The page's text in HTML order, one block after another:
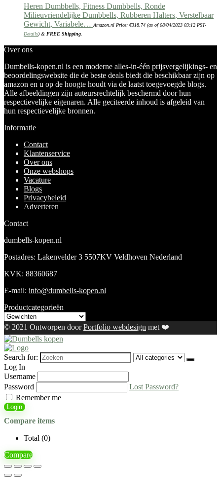
Heren Dumbbells, Fitness Dumbbells, Ronde
Milieuvriendelijke Dumbbells, Rubberen Halters, Verstelbaar
Gewicht, Variabele… Amazon.nl Price: €318.74 (as of 08/04/2023 03:12 PST-
Details) & FREE Shipping
Over ons
Dumbells-kopen.nl is een moderne alles-in-één prijsvergelijkings- en
beoordelingswebsite die de beste deals biedt die beschikbaar zijn op
amazon en u op de hoogte houdt via de laatst toegevoegde blogs.
Alle afbeeldingen zijn auteursrechtelijk beschermd door hun
respectievelijke eigenaren. Alle geciteerde inhoud is afgeleid van
hun respectievelijke bronnen.
Informatie
Contact
Klantenservice
Over ons
Onze webshops
Vacature
Blogs
Privacybeleid
Adverteren
Contact
dumbells-kopen.nl
Postadres: Lakenvelder 3 5507KV Veldhoven Nederland
KVK: 88360687
E-mail: info@dumbells-kopen.nl
Productcategorieën
© 2021 Ontworpen doorPortfolio webdesign met ❤️
Search for:
Log In
Username
Password
Lost Password?
Remember me
Login
Compare items
Total (0)
Compare